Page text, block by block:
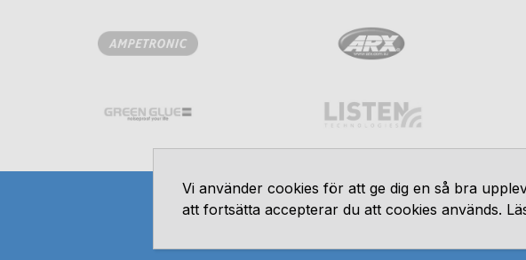
Vi använder cookies för att ge dig en så bra
att fortsätta accepterar du att cookies används.